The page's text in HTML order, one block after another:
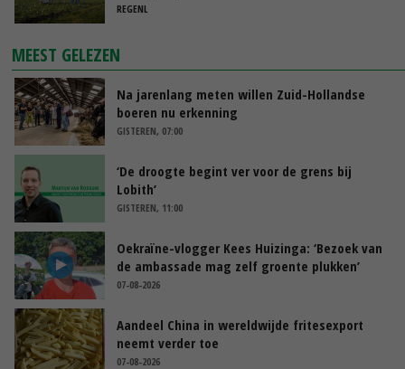
REGENL
MEEST GELEZEN
Na jarenlang meten willen Zuid-Hollandse
boeren nu erkenning
GISTEREN, 07:00
‘De droogte begint ver voor de grens bij
Lobith’
GISTEREN, 11:00
Oekraïne-vlogger Kees Huizinga: ‘Bezoek van
de ambassade mag zelf groente plukken’
07-08-2026
Aandeel China in wereldwijde fritesexport
neemt verder toe
07-08-2026